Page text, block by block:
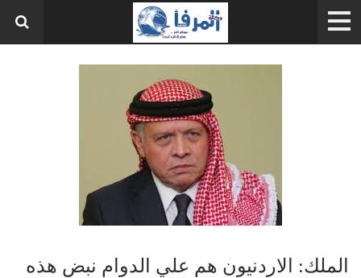
الملك: الاردنيون هم علي الدوام نبض هذه